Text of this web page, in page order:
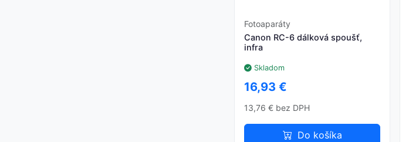
Fotoaparáty
Canon RC-6 dálková spoušť,
infra
Skladom
16,93 €
13,76 € bez DPH
Do košíka